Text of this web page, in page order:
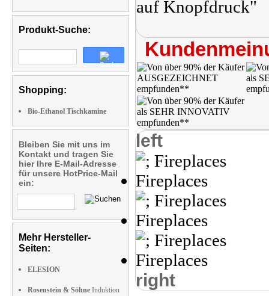
Produkt-Suche:
Shopping:
Bio-Ethanol Tischkamine
Bleiben Sie mit uns im
Kontakt und tragen Sie
hier Ihre E-Mail-Adresse
für unsere HotPrice-Mail
ein:
Mehr Hersteller-
Seiten:
ELESION
Rosenstein & Söhne Induktion
auf Knopfdruck"
left
right